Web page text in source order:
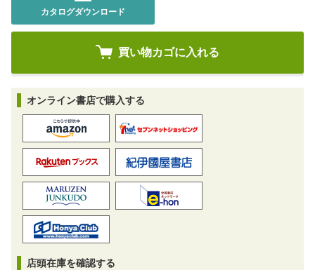
カタログダウンロード
オンライン書店で購入する
店頭在庫を確認する